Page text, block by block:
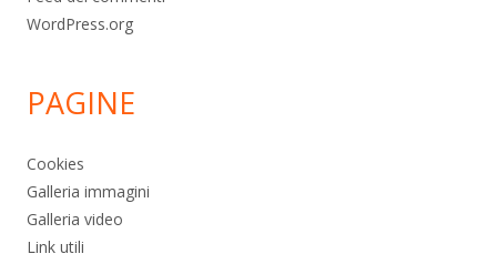
WordPress.org
PAGINE
Cookies
Galleria immagini
Galleria video
Link utili